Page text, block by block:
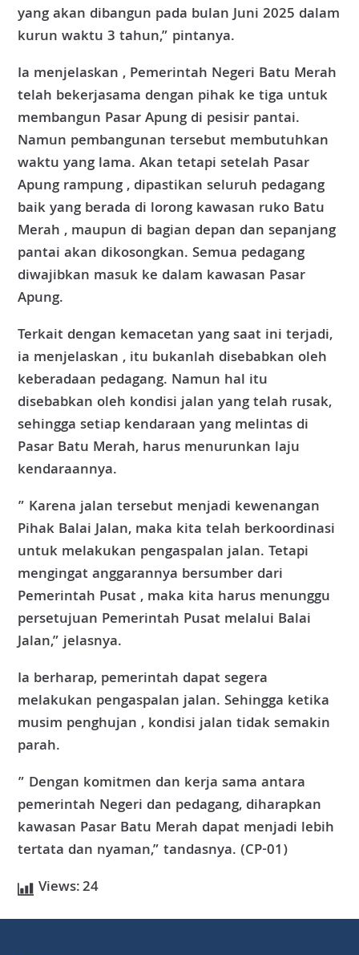
yang akan dibangun pada bulan Juni 2025 dalam
kurun waktu 3 tahun,” pintanya.
Ia menjelaskan , Pemerintah Negeri Batu Merah
telah bekerjasama dengan pihak ke tiga untuk
membangun Pasar Apung di pesisir pantai.
Namun pembangunan tersebut membutuhkan
waktu yang lama. Akan tetapi setelah Pasar
Apung rampung , dipastikan seluruh pedagang
baik yang berada di lorong kawasan ruko Batu
Merah , maupun di bagian depan dan sepanjang
pantai akan dikosongkan. Semua pedagang
diwajibkan masuk ke dalam kawasan Pasar
Apung.
Terkait dengan kemacetan yang saat ini terjadi,
ia menjelaskan , itu bukanlah disebabkan oleh
keberadaan pedagang. Namun hal itu
disebabkan oleh kondisi jalan yang telah rusak,
sehingga setiap kendaraan yang melintas di
Pasar Batu Merah, harus menurunkan laju
kendaraannya.
” Karena jalan tersebut menjadi kewenangan
Pihak Balai Jalan, maka kita telah berkoordinasi
untuk melakukan pengaspalan jalan. Tetapi
mengingat anggarannya bersumber dari
Pemerintah Pusat , maka kita harus menunggu
persetujuan Pemerintah Pusat melalui Balai
Jalan,” jelasnya.
Ia berharap, pemerintah dapat segera
melakukan pengaspalan jalan. Sehingga ketika
musim penghujan , kondisi jalan tidak semakin
parah.
” Dengan komitmen dan kerja sama antara
pemerintah Negeri dan pedagang, diharapkan
kawasan Pasar Batu Merah dapat menjadi lebih
tertata dan nyaman,” tandasnya. (CP-01)
Views:24